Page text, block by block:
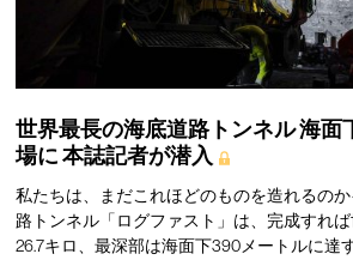
世界最長の海底道路トンネル海面
場に本誌記者が潜入
私たちは、まだこれほどのものを造れるの
路トンネル「ログファスト」は、完成すれ
26.7キロ、最深部は海面下390メートルに達